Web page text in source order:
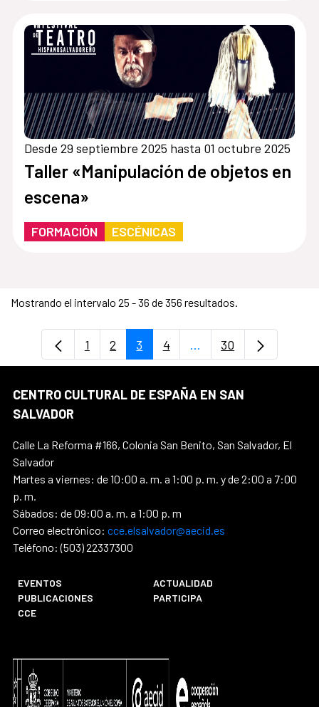
Desde 29 septiembre 2025 hasta 01 octubre 2025
Taller «Manipulación de objetos en
escena»
FORMACIÓN ESCÉNICAS
Mostrando el intervalo 25 - 36 de 356 resultados.
Página
1 Página
2 Página
3 Página
4 ...Páginas intermedias
Página
30
CENTRO CULTURAL DE ESPAÑA EN SAN
SALVADOR
Calle La Reforma #166, Colonia San Benito, San Salvador, El
Salvador
Martes a viernes: de 10:00 a. m. a 1:00 p. m. y de 2:00 a 7:00
p. m.
Sábados: de 09:00 a. m. a 1:00 p. m
Correo electrónico: cce.elsalvador@aecid.es
Teléfono: (503) 22337300
EVENTOS
ACTUALIDAD
PUBLICACIONES
PARTICIPA
CCE